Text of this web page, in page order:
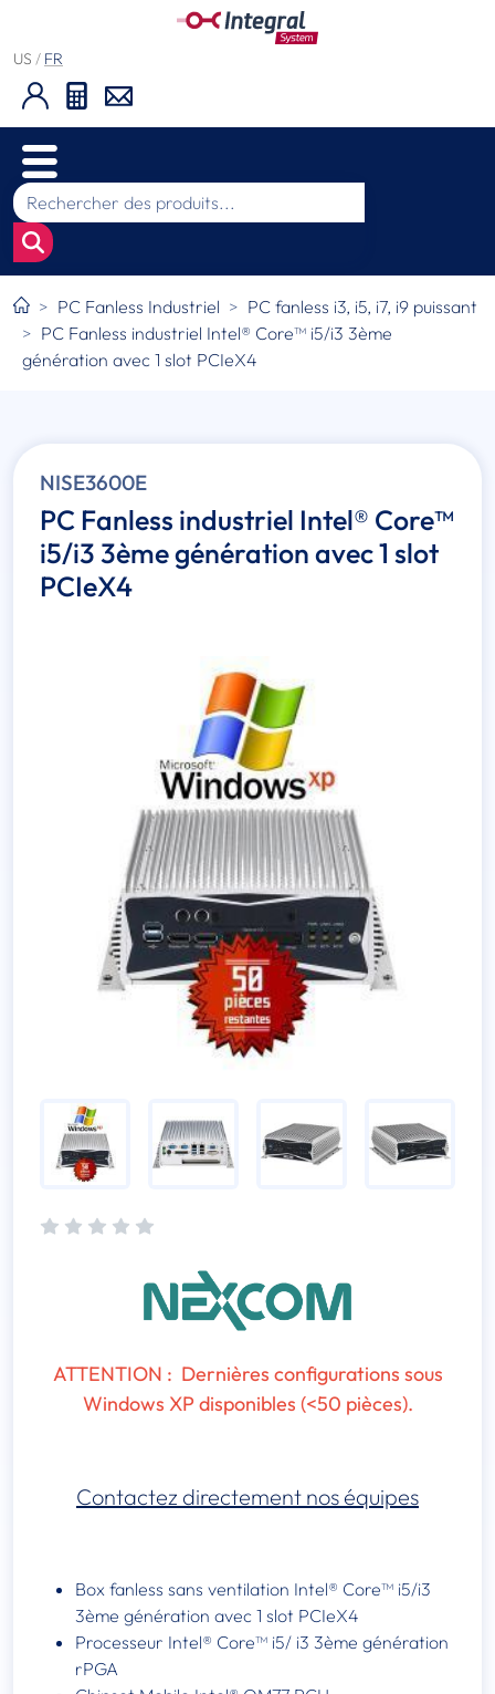
US / FR
PC Fanless Industriel
PC fanless i3, i5, i7, i9 puissant
PC Fanless industriel Intel® Core™ i5/i3 3ème
génération avec 1 slot PCIeX4
NISE3600E
PC Fanless industriel Intel® Core™
i5/i3 3ème génération avec 1 slot
PCIeX4
ATTENTION : Dernières configurations sous
Windows XP disponibles (<50 pièces).
Contactez directement nos équipes
Box fanless sans ventilation Intel® Core™ i5/i3
3ème génération avec 1 slot PCIeX4
Processeur Intel® Core™ i5/ i3 3ème génération
rPGA